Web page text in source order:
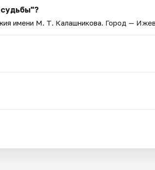
имени М. Т. Калашникова. Город —